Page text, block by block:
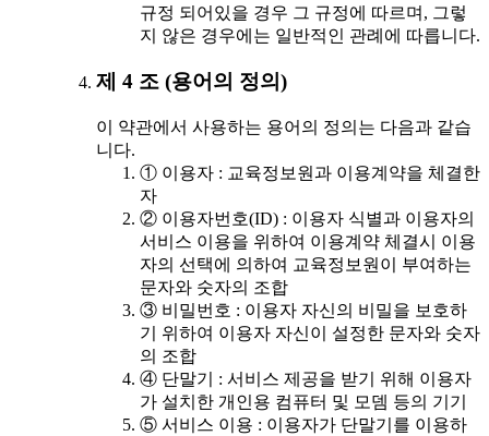
규정 되어있을 경우 그 규정에 따르며, 그렇
지 않은 경우에는 일반적인 관례에 따릅니다.
제 4 조 (용어의 정의)
이 약관에서 사용하는 용어의 정의는 다음과 같습
니다.
① 이용자 : 교육정보원과 이용계약을 체결한
자
② 이용자번호(ID) : 이용자 식별과 이용자의
서비스 이용을 위하여 이용계약 체결시 이용
자의 선택에 의하여 교육정보원이 부여하는
문자와 숫자의 조합
③ 비밀번호 : 이용자 자신의 비밀을 보호하
기 위하여 이용자 자신이 설정한 문자와 숫자
의 조합
④ 단말기 : 서비스 제공을 받기 위해 이용자
가 설치한 개인용 컴퓨터 및 모뎀 등의 기기
⑤ 서비스 이용 : 이용자가 단말기를 이용하